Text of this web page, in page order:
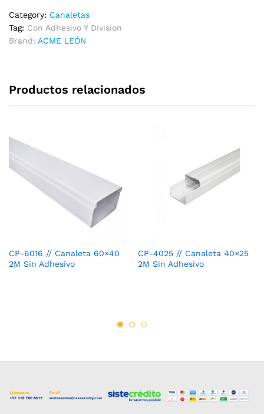
Category: Canaletas
Tag: Con Adhesivo Y Division
Brand: ACME LEÓN
Productos relacionados
CP-6016 // Canaleta 60×40
2M Sin Adhesivo
CP-4025 // Canaleta 40×25
2M Sin Adhesivo